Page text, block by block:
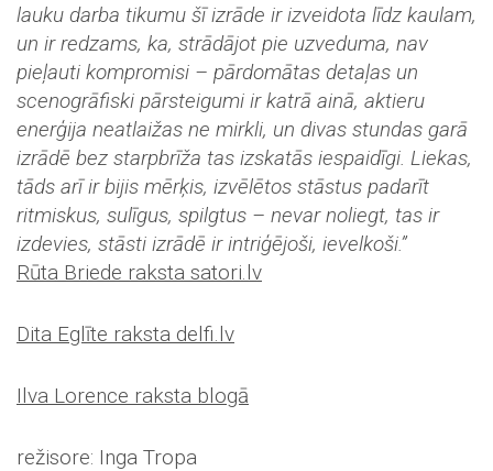
lauku darba tikumu šī izrāde ir izveidota līdz kaulam,
un ir redzams, ka, strādājot pie uzveduma, nav
pieļauti kompromisi – pārdomātas detaļas un
scenogrāfiski pārsteigumi ir katrā ainā, aktieru
enerģija neatlaižas ne mirkli, un divas stundas garā
izrādē bez starpbrīža tas izskatās iespaidīgi. Liekas,
tāds arī ir bijis mērķis, izvēlētos stāstus padarīt
ritmiskus, sulīgus, spilgtus – nevar noliegt, tas ir
izdevies, stāsti izrādē ir intriģējoši, ievelkoši.”
Rūta Briede raksta satori.lv
Dita Eglīte raksta delfi.lv
Ilva Lorence raksta blogā
režisore: Inga Tropa